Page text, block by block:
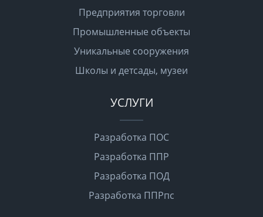
Предприятия торговли
Промышленные объекты
Уникальные сооружения
Школы и детсады, музеи
УСЛУГИ
Разработка ПОС
Разработка ППР
Разработка ПОД
Разработка ППРпс